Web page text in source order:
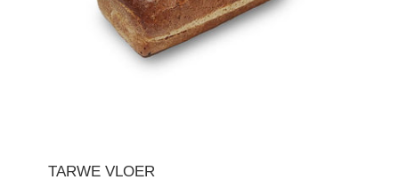
TARWE VLOER